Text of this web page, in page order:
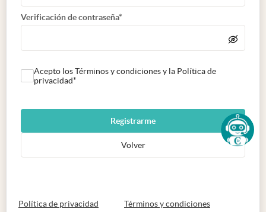
Verificación de contraseña*
Acepto los Términos y condiciones y la Política de
privacidad*
Registrarme
Volver
Política de privacidad abre en nueva pestaña
Términos y condicionesabre en nueva